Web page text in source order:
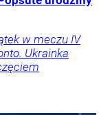
w meczu IV
Ukrainka